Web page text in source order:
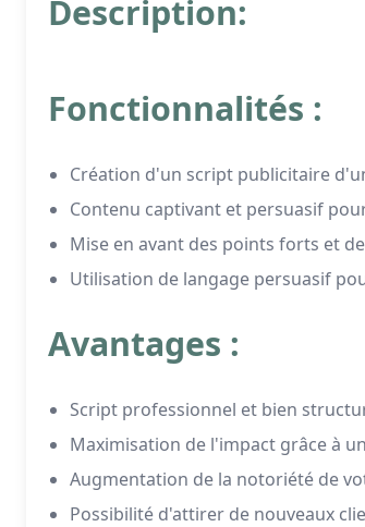
Description:
Fonctionnalités :
Création d'un script publicitaire
Contenu captivant et persuasif
Mise en avant des points forts et
Utilisation de langage persuasif
Avantages :
Script professionnel et bien
Maximisation de l'impact grâce à
Augmentation de la notoriété de
Possibilité d'attirer de nouveaux